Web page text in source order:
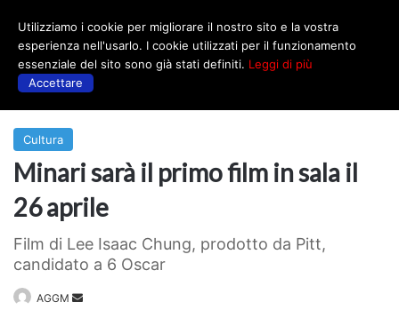
Cultura
Minari sarà il primo film in sala il
26 aprile
Film di Lee Isaac Chung, prodotto da Pitt,
candidato a 6 Oscar
AGGM
Invia
Utilizziamo i cookie per migliorare il nostro sito e la vostra
esperienza nell'usarlo. I cookie utilizzati per il funzionamento
essenziale del sito sono già stati definiti. Leggi di più
Accettare